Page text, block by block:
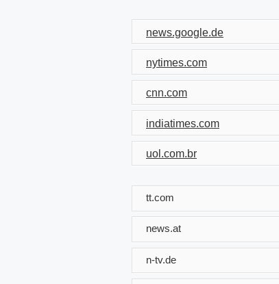
news.google.de
nytimes.com
cnn.com
indiatimes.com
uol.com.br
tt.com
news.at
n-tv.de